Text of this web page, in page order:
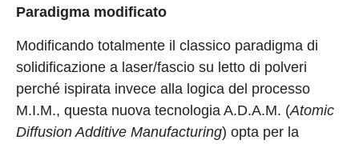
Paradigma modificato
Modificando totalmente il classico paradigma di
solidificazione a laser/fascio su letto di polveri
perché ispirata invece alla logica del processo
M.I.M., questa nuova tecnologia A.D.A.M. (Atomic
Diffusion Additive Manufacturing) opta per la